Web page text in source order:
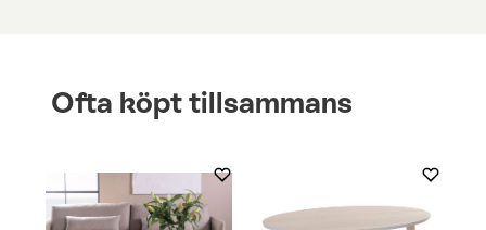
Ofta köpt tillsammans